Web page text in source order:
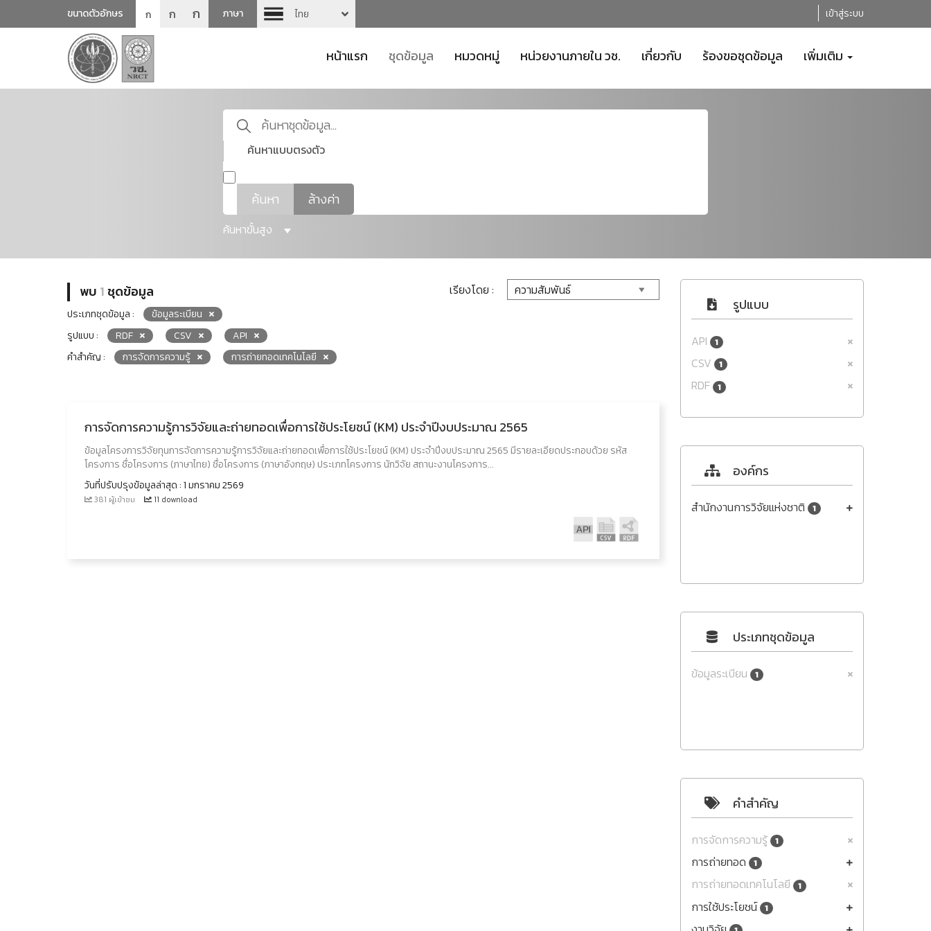
ขนาดตัวอักษร ก ก ก ภาษา ไทย เข้าสู่ระบบ
หน้าแรก ชุดข้อมูล หมวดหมู่ หน่วยงานภายใน วช. เกี่ยวกับ ร้องขอชุดข้อมูล เพิ่มเติม
ค้นหาแบบตรงตัว
ค้นหา ล้างค่า
ค้นหาขั้นสูง
รูปแบบ
API 1
CSV 1
RDF 1
องค์กร
สำนักงานการวิจัยแห่งชาติ 1
ประเภทชุดข้อมูล
ข้อมูลระเบียน 1
คำสำคัญ
การจัดการความรู้ 1
การถ่ายทอด 1
การถ่ายทอดเทคโนโลยี 1
การใช้ประโยชน์ 1
พบ 1ชุดข้อมูล
ประเภทชุดข้อมูล :
ข้อมูลระเบียน
รูปแบบ :
RDF CSV
API
คำสำคัญ :
การจัดการความรู้ การถ่ายทอดเทคโนโลยี
เรียงโดย :
การจัดการความรู้การวิจัยและถ่ายทอดเพื่อการใช้ประโยชน์ (KM) ประจำปีงบประมาณ 2565
ข้อมูลโครงการวิจัยทุนการจัดการความรู้การวิจัยและถ่ายทอดเพื่อการใช้ประโยชน์ (KM) ประจำปีงบประมาณ 2565 มีรายละเอียดประกอบด้วย รหัส
โครงการ ชื่อโครงการ (ภาษาไทย) ชื่อโครงการ (ภาษาอังกฤษ) ประเภทโครงการ นักวิจัย สถานะงานโครงการ...
วันที่ปรับปรุงข้อมูลล่าสุด : 1 มกราคม 2569
381 ผู้เข้าชม 11 download